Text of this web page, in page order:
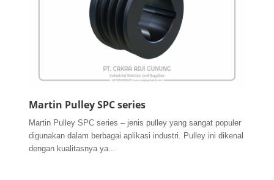
Martin Pulley SPC series
Martin Pulley SPC series – jenis pulley yang sangat populer
digunakan dalam berbagai aplikasi industri. Pulley ini dikenal
dengan kualitasnya ya...